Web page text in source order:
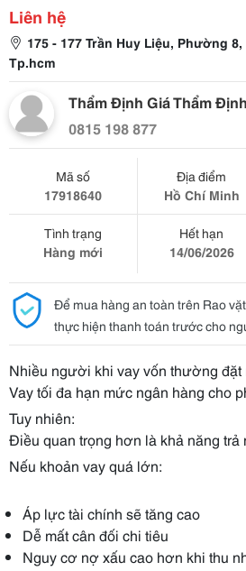
Liên hệ
175 - 177 Trần Huy Liệu, Phường
Tp.hcm
Thẩm Định Giá Thẩm
0815 198 877
Mã số
17918640
Địa điểm
Hồ Chí Minh
Tình trạng
Hàng mới
Hết hạn
14/06/2026
Để mua hàng an toàn trên Rao
thực hiện thanh toán trước cho
Nhiều người khi vay vốn thường đặt
Vay tối đa hạn mức ngân hàng cho
Tuy nhiên:
Điều quan trọng hơn là khả năng trả
Nếu khoản vay quá lớn:
Áp lực tài chính sẽ tăng cao
Dễ mất cân đối chi tiêu
Nguy cơ nợ xấu cao hơn khi thu